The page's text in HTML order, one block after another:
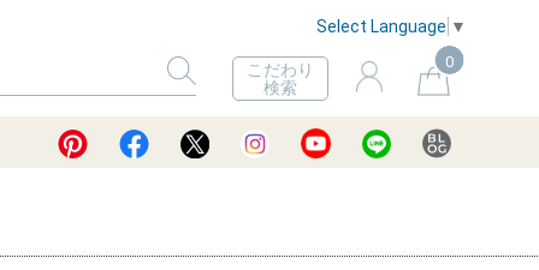
Select Language ▼
こだわり
検索
0